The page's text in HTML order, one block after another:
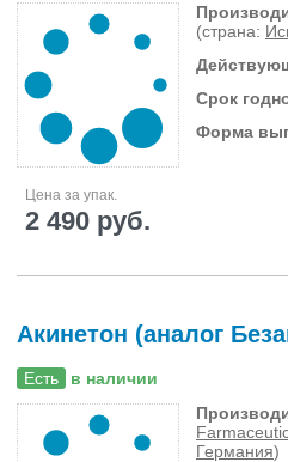
(страна:
Срок
Форма
Цена за упак.
2 490 руб.
Акинетон (аналог
Есть в наличии
Германия)